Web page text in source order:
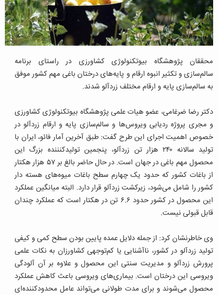
محققان پژوهشگاه بیوتکنولوژی کشاورزی در راستای برنامه
سالم‌سازی و تکثیر انبوه ارقام و پایه‌های درختان باغی مهم کشور موفق
به سالم‌سازی پایه و ارقام مختلف زردآلو شدند.
دکتر رضا ضرغامی، عضو هیات علمی پژوهشگاه بیوتکنولوژی کشاورزی
و مجری پروژه ردیابی ویروس‌ها و سالم‌سازی پایه و ارقام زردآلو در
خصوص اهمیت اجرای این طرح گفت: طبق آخرین آمار فائو، ایران با
تولید سالانه ۲۴۰ هزار تن زردآلو، پنجمین تولیدکنننده بزرگ این
محصول مهم باغی در جهان است. در حال حاضر بالغ بر ۵۷ هزار هکتار
از باغات کشور که حدود یک چهارم سطح باغات میوه‌های هسته دار
کشور را شامل می‌شود، زیرکشت زردآلو قرار دارد. البته میانگین عملکرد
این محصول در کشور حدود ۶.۶ تن در هکتار است که عملکرد چندان
قابل قبولی نیست.
وی خاطرنشان کرد: از جمله دلایل عمده پایین بودن سطح کمی و کیفی
تولید زردآلو در کشور، ناآشنایی یا کم‌توجهی کشاورزان به نکات علمی
پرورش زردآلو و مدیریت سنتی این محصول و علاوه بر آن آلودگی
ویروسی این درختان است. بیماری‌های ویروسی باعث کاهش عملکرد
محصول می‌شوند و برای مدت طولانی می‌تواند عامل محدودکننده‌ای